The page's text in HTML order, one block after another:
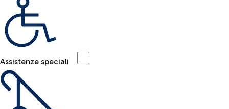
Assistenze speciali